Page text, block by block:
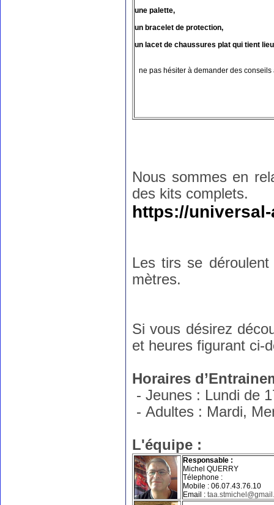
une palette,
un bracelet de protection,
un lacet de chaussures plat qui tient
ne pas hésiter à demander des conseils
Nous sommes en
des kits complets.
https://
Les tirs se
mètres.
Si vous désirez
et heures figurant ci-
Horaires
- Jeunes : Lundi de
- Adultes : Mardi,
L'équipe :
Responsable :
Michel QUERRY
Télephone :
Mobile : 06.07.43.76.10
Email :